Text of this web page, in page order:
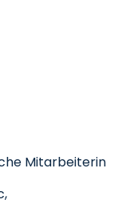
Mitarbeiterin